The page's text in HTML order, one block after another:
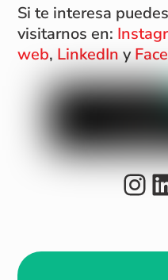
Si te interesa
visitarnos en:
web, LinkedIn y